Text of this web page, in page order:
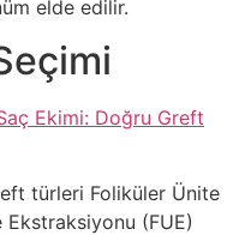
elde edilir.
Ekimi: Doğru Greft
türleri Foliküler Ünite
(FUE)